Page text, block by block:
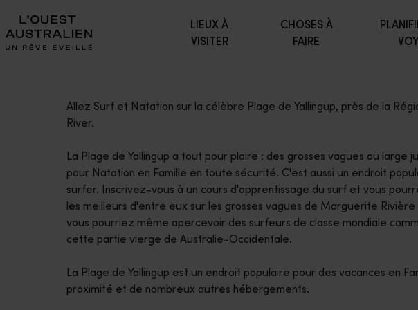
LIEUX À
VISITER
CHOSES À
FAIRE
Allez Surf et Natation sur la célèbre Plage de Yallingup, près de la
River.
La Plage de Yallingup a tout pour plaire : des grosses vagues au large
pour Natation en Famille en toute sécurité. C'est aussi un endroit
surfer. Inscrivez-vous à un cours d'apprentissage du surf et vous
les meilleurs d'entre eux sur les grosses vagues de Marguerite
vous pourriez même apercevoir des surfeurs de classe mondiale
cette partie vierge de Australie-Occidentale.
La Plage de Yallingup est un endroit populaire pour des vacances en
proximité et de nombreux autres hébergements.